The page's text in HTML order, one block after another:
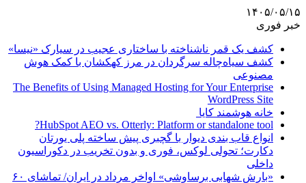
۱۴۰۵/۰۵/۱۵
خبر فوری
کشف یک قمر ناشناخته با ساختاری عجیب در سیارک «نیسا»
کشف سیاه‌چاله سرگردان در مرز کهکشان با کمک هوش
مصنوعی
The Benefits of Using Managed Hosting for Your Enterprise
WordPress Site
خانه هوشمند کایا
HubSpot AEO vs. Otterly: Platform or standalone tool?
انواع قاب بندی دیوار با گچبری پیش ساخته پلی یورتان
دکارت؛ تحولی لوکس، فوری و بدون تخریب در دکوراسیون
داخلی
«بارش شهابی برساوشی» اواخر مرداد در ایران/ تماشای ۶۰